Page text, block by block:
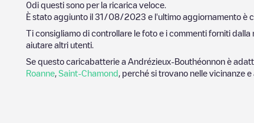
0di questi sono per la ricarica veloce.
È stato aggiunto il 31/08/2023 e l'ultimo aggiornamento è
Ti consigliamo di controllare le foto e i commenti forniti
aiutare altri utenti.
Se questo caricabatterie a Andrézieux-Bouthéonnon è
Roanne Saint-Chamond , perché si trovano nelle vicinanze